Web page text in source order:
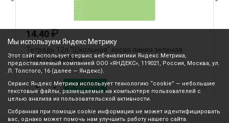
14.40₽
Тетрадь 12л "Школьная" косая линия зеленая
Т5ск12 54502 BG
В корзину
Мы используем Яндекс Метрику
Этот сайт использует сервис веб-аналитики Яндекс Метрика,
предоставляемый компанией ООО «ЯНДЕКС», 119021, Россия, Москва, ул.
Л. Толстого, 16 (далее — Яндекс).
Сервис Яндекс Метрика использует технологию “cookie” — небольшие
текстовые файлы, размещаемые на компьютере пользователей с
целью анализа их пользовательской активности.
Собранная при помощи cookie информация не может идентифицировать
вас, однако может помочь нам улучшить работу нашего сайта.